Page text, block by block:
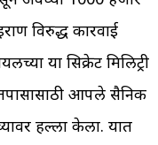
विरुद्ध कारवाई
या सिक्रेट मिलिट्री
आपले सैनिक
हल्ला केला. यात